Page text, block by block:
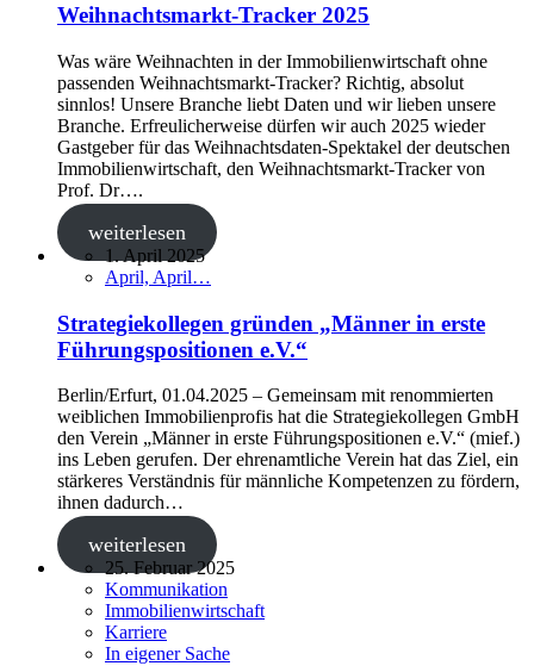
Weihnachtsmarkt-Tracker 2025
Was wäre Weihnachten in der Immobilienwirtschaft ohne
passenden Weihnachtsmarkt-Tracker? Richtig, absolut
sinnlos! Unsere Branche liebt Daten und wir lieben unsere
Branche. Erfreulicherweise dürfen wir auch 2025 wieder
Gastgeber für das Weihnachtsdaten-Spektakel der deutschen
Immobilienwirtschaft, den Weihnachtsmarkt-Tracker von
Prof. Dr….
weiterlesen
1. April 2025
April, April…
Strategiekollegen gründen „Männer in erste
Führungspositionen e.V.“
Berlin/Erfurt, 01.04.2025 ‒ Gemeinsam mit renommierten
weiblichen Immobilienprofis hat die Strategiekollegen GmbH
den Verein „Männer in erste Führungspositionen e.V.“ (mief.)
ins Leben gerufen. Der ehrenamtliche Verein hat das Ziel, ein
stärkeres Verständnis für männliche Kompetenzen zu fördern,
ihnen dadurch…
weiterlesen
25. Februar 2025
Kommunikation
Immobilienwirtschaft
Karriere
In eigener Sache